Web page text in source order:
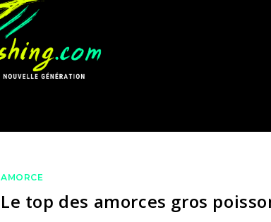
AMORCE
Le top des amorces gros